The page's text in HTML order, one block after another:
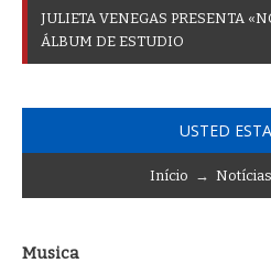
JULIETA VENEGAS PRESENTA «N
ÁLBUM DE ESTUDIO
USTED
Início → Notícias
Musica